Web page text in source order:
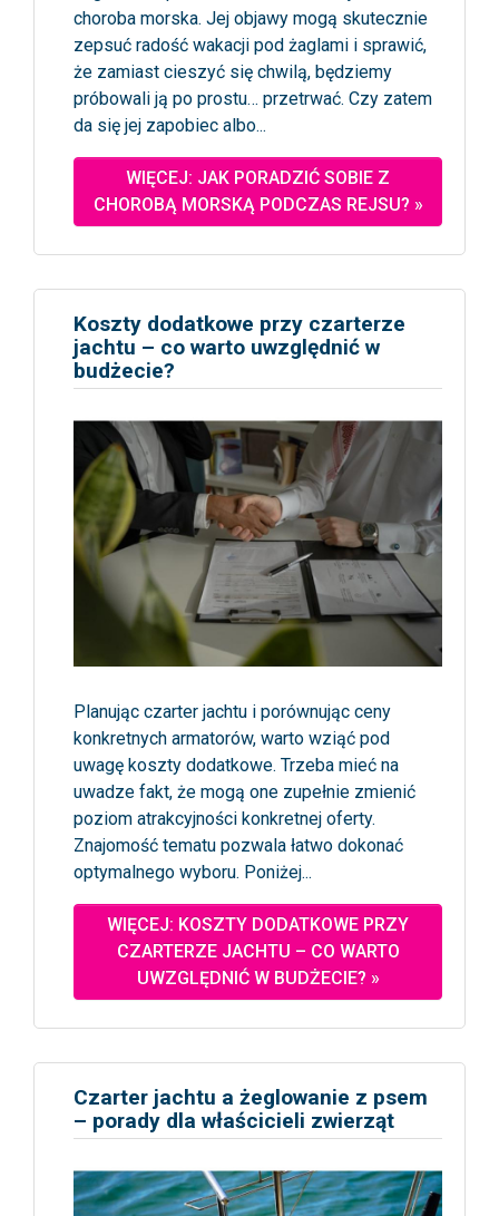
choroba morska. Jej objawy mogą skutecznie
zepsuć radość wakacji pod żaglami i sprawić,
że zamiast cieszyć się chwilą, będziemy
próbowali ją po prostu… przetrwać. Czy zatem
da się jej zapobiec albo...
WIĘCEJ: JAK PORADZIĆ SOBIE Z
CHOROBĄ MORSKĄ PODCZAS REJSU? »
Koszty dodatkowe przy czarterze
jachtu – co warto uwzględnić w
budżecie?
Planując czarter jachtu i porównując ceny
konkretnych armatorów, warto wziąć pod
uwagę koszty dodatkowe. Trzeba mieć na
uwadze fakt, że mogą one zupełnie zmienić
poziom atrakcyjności konkretnej oferty.
Znajomość tematu pozwala łatwo dokonać
optymalnego wyboru. Poniżej...
WIĘCEJ: KOSZTY DODATKOWE PRZY
CZARTERZE JACHTU – CO WARTO
UWZGLĘDNIĆ W BUDŻECIE? »
Czarter jachtu a żeglowanie z psem
– porady dla właścicieli zwierząt